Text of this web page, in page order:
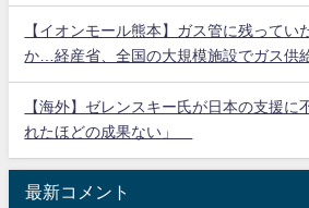
【イオンモール熊本】ガス管に残ってい
か…経産省、全国の大規模施設でガス供
【海外】ゼレンスキー氏が日本の支援
れたほどの成果ない」
最新コメント